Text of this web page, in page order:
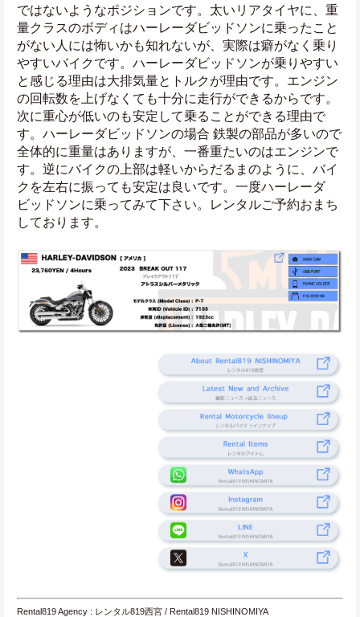
ではないようなポジションです。太いリアタイヤに、重
量クラスのボディはハーレーダビッドソンに乗ったこと
がない人には怖いかも知れないが、実際は癖がなく乗り
やすいバイクです。ハーレーダビッドソンが乗りやすい
と感じる理由は大排気量とトルクが理由です。エンジン
の回転数を上げなくても十分に走行ができるからです。
次に重心が低いのも安定して乗ることができる理由で
す。ハーレーダビッドソンの場合 鉄製の部品が多いので
全体的に重量はありますが、一番重たいのはエンジンで
す。逆にバイクの上部は軽いからだるまのように、バイ
クを左右に振っても安定は良いです。一度ハーレーダ
ビッドソンに乗ってみて下さい。レンタルご予約おまち
しております。
Rental819 Agency : レンタル819西宮 / Rental819 NISHINOMIYA